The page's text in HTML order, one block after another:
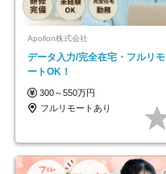
Apollon株式会社
データ入力/完全在宅・フルリモ
ートOK！
300～550万円
フルリモートあり